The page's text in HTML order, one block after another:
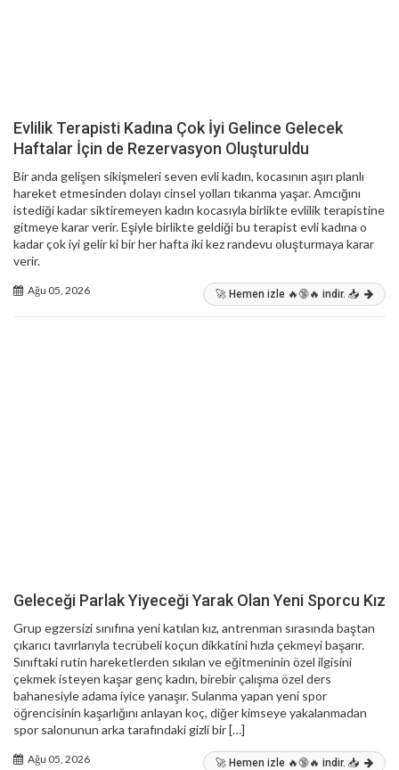
Evlilik Terapisti Kadına Çok İyi Gelince Gelecek
Haftalar İçin de Rezervasyon Oluşturuldu
Bir anda gelişen sikişmeleri seven evli kadın, kocasının aşırı planlı
hareket etmesinden dolayı cinsel yolları tıkanma yaşar. Amcığını
istediği kadar siktiremeyen kadın kocasıyla birlikte evlilik terapistine
gitmeye karar verir. Eşiyle birlikte geldiği bu terapist evli kadına o
kadar çok iyi gelir ki bir her hafta iki kez randevu oluşturmaya karar
verir.
Ağu 05, 2026 🚀 Hemen izle 🔥🔞🔥 indir. 📥
Geleceği Parlak Yiyeceği Yarak Olan Yeni Sporcu Kız
Grup egzersizi sınıfına yeni katılan kız, antrenman sırasında baştan
çıkarıcı tavırlarıyla tecrübeli koçun dikkatini hızla çekmeyi başarır.
Sınıftaki rutin hareketlerden sıkılan ve eğitmeninin özel ilgisini
çekmek isteyen kaşar genç kadın, birebir çalışma özel ders
bahanesiyle adama iyice yanaşır. Sulanma yapan yeni spor
öğrencisinin kaşarlığını anlayan koç, diğer kimseye yakalanmadan
spor salonunun arka tarafındaki gizli bir […]
Ağu 05, 2026 🚀 Hemen izle 🔥🔞🔥 indir. 📥